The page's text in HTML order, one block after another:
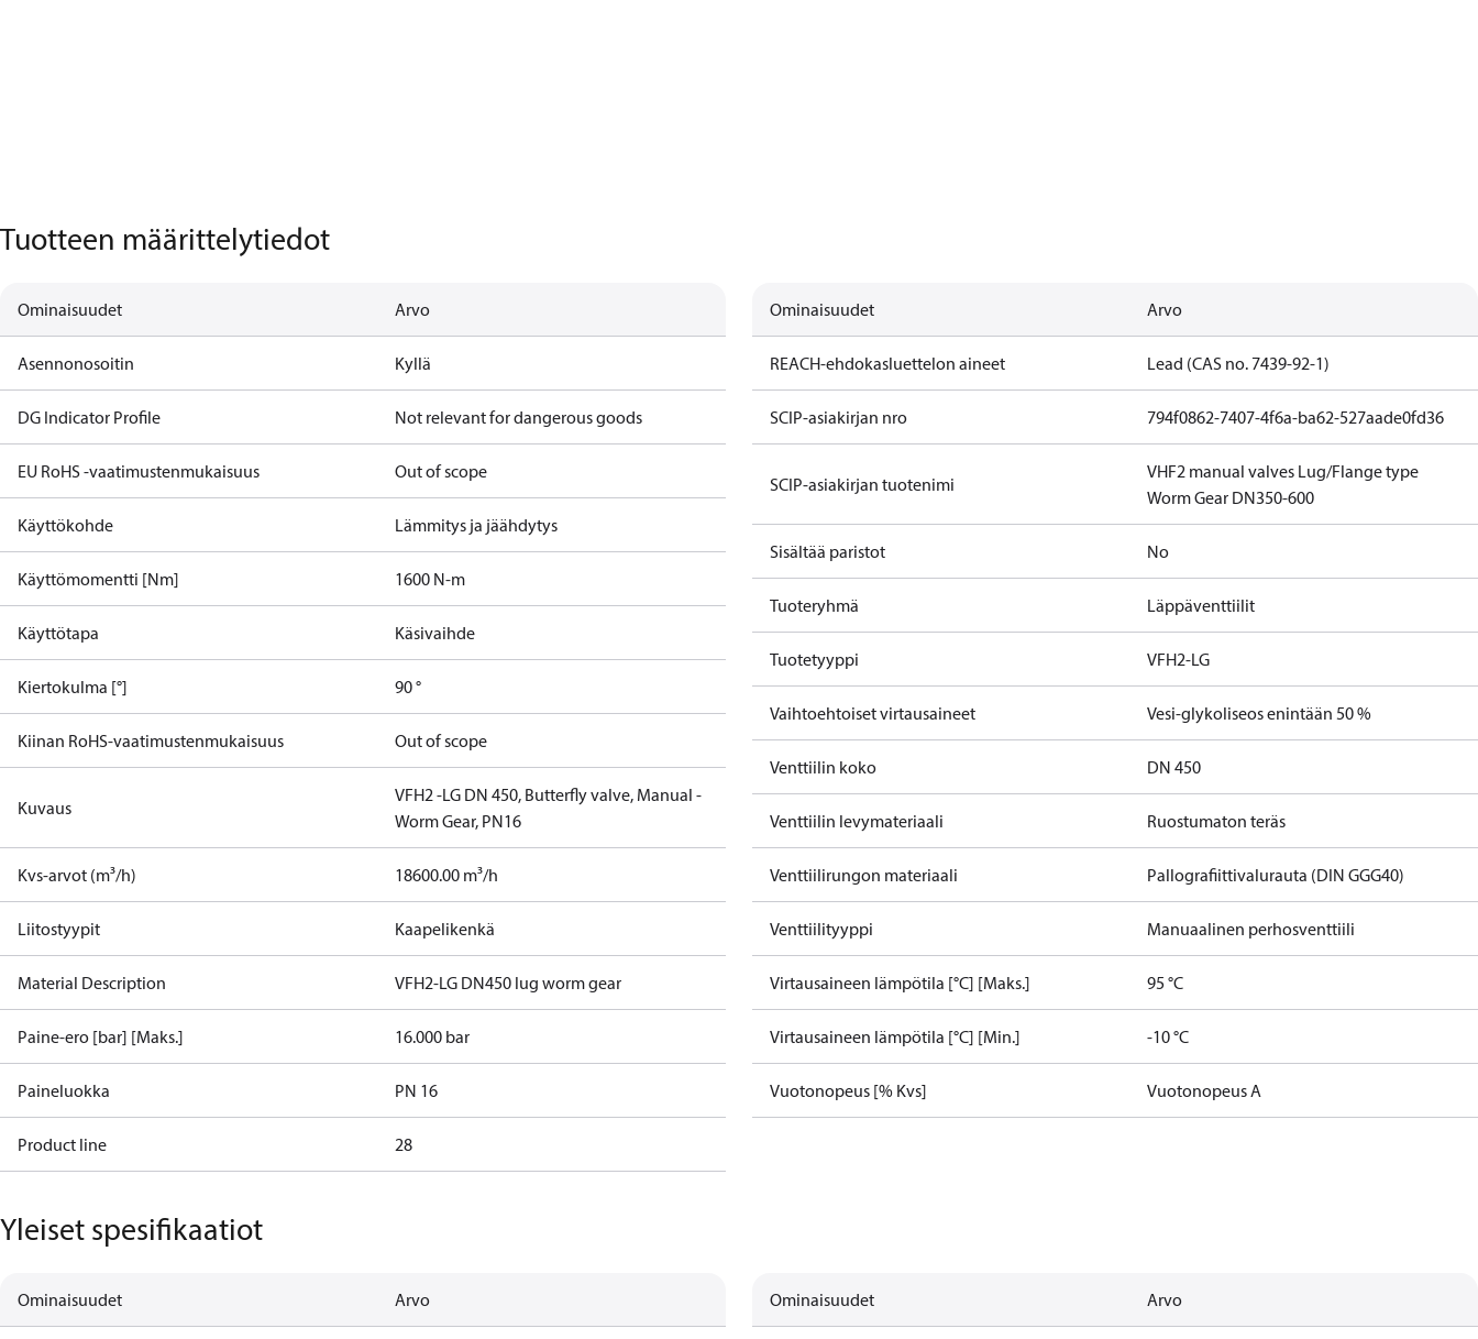
Tuotteen määrittelytiedot
Ominaisuudet Arvo
Asennonosoitin Kyllä
DG Indicator Profile Not relevant for dangerous goods
EU RoHS -vaatimustenmukaisuus Out of scope
Käyttökohde Lämmitys ja jäähdytys
Käyttömomentti [Nm] 1600 N-m
Käyttötapa Käsivaihde
Kiertokulma [°] 90 °
Kiinan RoHS-vaatimustenmukaisuus Out of scope
Kuvaus
VFH2 -LG DN 450, Butterfly valve, Manual -
Worm Gear, PN16
Kvs-arvot (m³/h) 18600.00 m³/h
Liitostyypit Kaapelikenkä
Material Description VFH2-LG DN450 lug worm gear
Paine-ero [bar] [Maks.] 16.000 bar
Paineluokka PN 16
Product line 28
Ominaisuudet Arvo
REACH-ehdokasluettelon aineet Lead (CAS no. 7439-92-1)
SCIP-asiakirjan nro 794f0862-7407-4f6a-ba62-527aade0fd36
SCIP-asiakirjan tuotenimi
VHF2 manual valves Lug/Flange type
Worm Gear DN350-600
Sisältää paristot No
Tuoteryhmä Läppäventtiilit
Tuotetyyppi VFH2-LG
Vaihtoehtoiset virtausaineet Vesi-glykoliseos enintään 50 %
Venttiilin koko DN 450
Venttiilin levymateriaali Ruostumaton teräs
Venttiilirungon materiaali Pallografiittivalurauta (DIN GGG40)
Venttiilityyppi Manuaalinen perhosventtiili
Virtausaineen lämpötila [°C] [Maks.] 95 °C
Virtausaineen lämpötila [°C] [Min.] -10 °C
Vuotonopeus [% Kvs] Vuotonopeus A
Yleiset spesifikaatiot
Ominaisuudet Arvo Ominaisuudet Arvo